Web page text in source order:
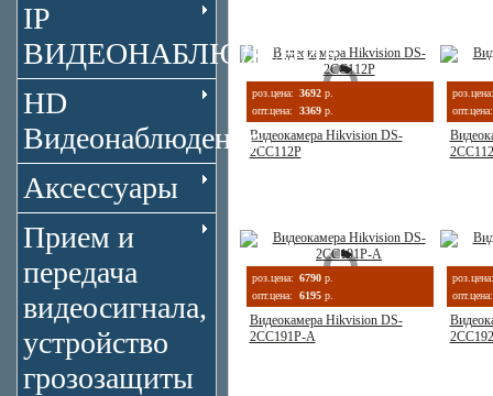
IP
ВИДЕОНАБЛЮДЕНИЕ
HD
Видеонаблюдение
Аксессуары
Прием и
передача
видеосигнала,
устройство
грозозащиты
роз.цена: 3692 р.
опт.цена:
3369 р.
Видеокамера Hikvision DS-
2CC112P
роз.цена:
опт.цена:
роз.цена: 6790 р.
опт.цена:
6195 р.
Видеокамера Hikvision DS-
2CC191P-A
роз.цена:
опт.цена: